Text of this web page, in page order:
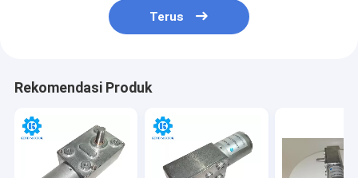
Terus
Rekomendasi Produk